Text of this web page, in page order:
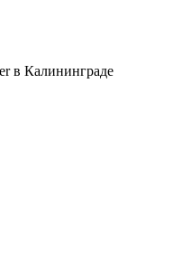
в Калининграде